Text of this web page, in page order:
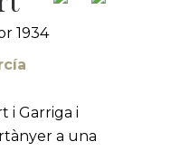
1934
i Garriga i
a una